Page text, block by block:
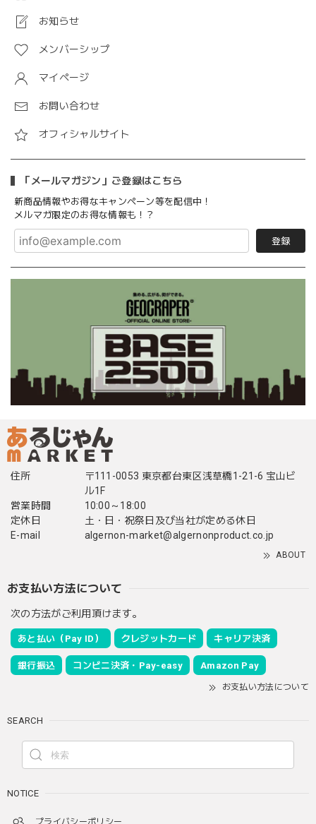
お知らせ
メンバーシップ
マイページ
お問い合わせ
オフィシャルサイト
「メールマガジン」ご登録はこちら
新商品情報やお得なキャンペーン等を配信中！
メルマガ限定のお得な情報も！？
登録
住所
〒111-0053 東京都台東区浅草橋1-21-6 宝山ビ
ル1F
営業時間
10:00～18:00
定休日
土・日・祝祭日及び当社が定める休日
E-mail
algernon-market@algernonproduct.co.jp
ABOUT
お支払い方法について
次の方法がご利用頂けます。
あと払い（Pay ID） クレジットカード キャリア決済
銀行振込 コンビニ決済・Pay-easy Amazon Pay
お支払い方法について
SEARCH
NOTICE
プライバシーポリシー